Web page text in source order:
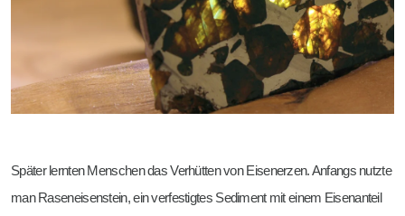
Später lernten Menschen das Verhütten von Eisenerzen. Anfangs nutzte
man Raseneisenstein, ein verfestigtes Sediment mit einem Eisenanteil